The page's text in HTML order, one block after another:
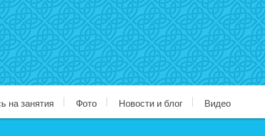
на занятия Фото Новости и блог Видео